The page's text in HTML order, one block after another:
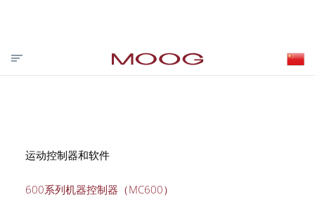
投资者关系 合作伙伴登录 VISIT MOOG.COM
MOOG.COM.CN
运动控制器和软件
600系列机器控制器（MC600）